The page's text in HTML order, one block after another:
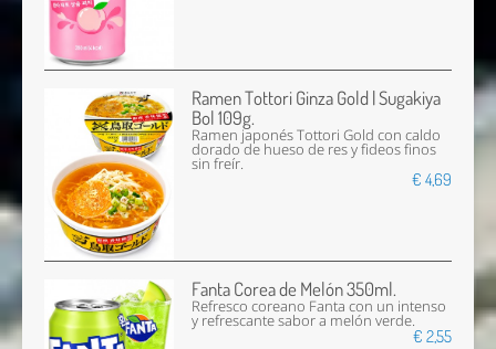
Ramen Tottori Ginza Gold | Sugakiya
Bol 109g.
Ramen japonés Tottori Gold con caldo
dorado de hueso de res y fideos finos
sin freír.
€ 4,69
Fanta Corea de Melón 350ml.
Refresco coreano Fanta con un intenso
y refrescante sabor a melón verde.
€ 2,55